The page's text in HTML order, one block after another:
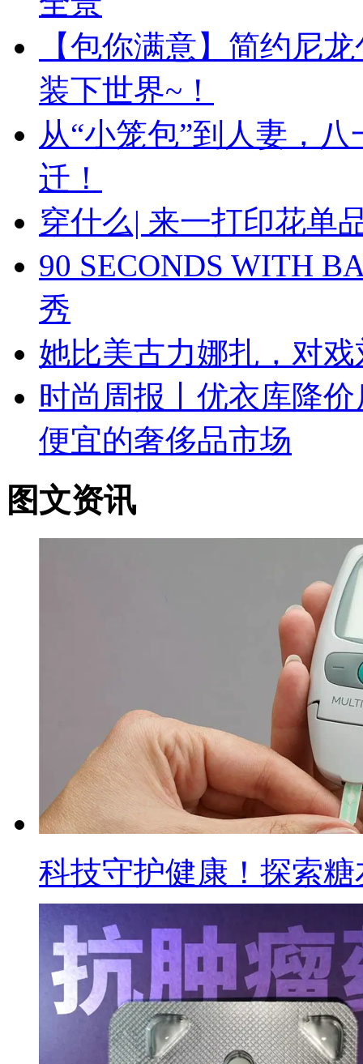
【包你满意】简约尼
装下世界~！
从“小笼包”到人妻，
迁！
穿什么| 来一打印花单
90 SECONDS WITH
秀
她比美古力娜扎，对
时尚周报丨优衣库降
便宜的奢侈品市场
图文资讯
科技守护健康！探索